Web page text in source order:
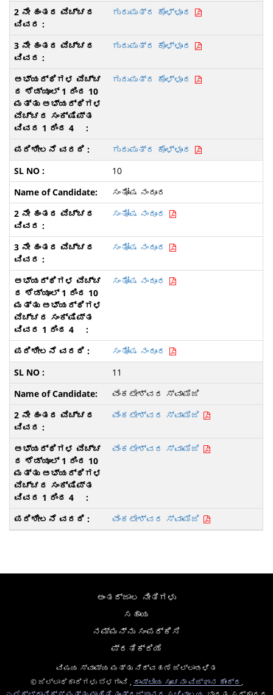
ಗುರುಪುತ್ರ ಕೊಳ್ಳೂರ
ಗುರುಪುತ್ರ ಕೊಳ್ಳೂರ
ಗುರುಪುತ್ರ ಕೊಳ್ಳೂರ
ಗುರುಪುತ್ರ ಕೊಳ್ಳೂರ
10
ಸಂತೋಷ ನಂದೂರ
ಸಂತೋಷ ನಂದೂರ
ಸಂತೋಷ ನಂದೂರ
ಸಂತೋಷ ನಂದೂರ
ಸಂತೋಷ ನಂದೂರ
11
ವೆಂಕಟೇಶ್ವರ ಸ್ವಾಮಿಜಿ
ವೆಂಕಟೇಶ್ವರ ಸ್ವಾಮಿಜಿ
ವೆಂಕಟೇಶ್ವರ ಸ್ವಾಮಿಜಿ
ವೆಂಕಟೇಶ್ವರ ಸ್ವಾಮಿಜಿ
ಅಂತರ್ಜಾಲ ನೀತಿಗಳು
ಸಹಾಯ
ನಮ್ಮನ್ನು ಸಂಪರ್ಕಿಸಿ
ಪ್ರತಿಕ್ರಿಯೆ
ವಿಷಯ ಸ್ವಾಮ್ಯ ಮತ್ತು ನಿರ್ವಹಣೆ ಜಿಲ್ಲಾಡಳಿತ
© ಜಿಲ್ಲಾಧಿಕಾರಿಗಳು ಬೆಳಗಾವಿ ,
ರಾಷ್ಟೀಯ ಸೂಚನಾ ವಿಜ್ಞಾನ ಕೇಂದ್ರ